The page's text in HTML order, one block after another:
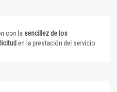
con la sencillez de los
en la prestación del servicio